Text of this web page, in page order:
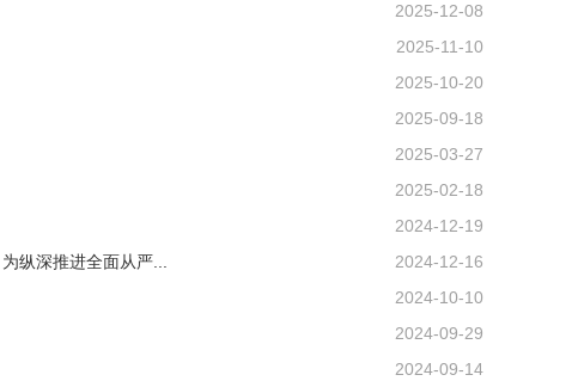
2025-12-08
2025-11-10
2025-10-20
2025-09-18
2025-03-27
2025-02-18
2024-12-19
纵深推进全面从严...
2024-12-16
2024-10-10
2024-09-29
2024-09-14